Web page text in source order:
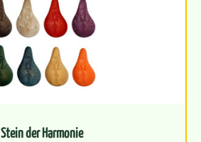
Stein der Harmonie